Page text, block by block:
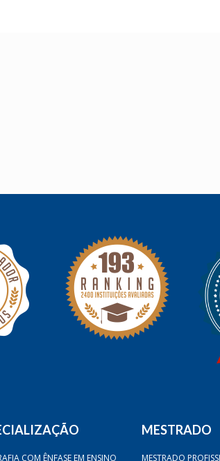
COM ÊNFASE EM ENSINO
MESTRADO
MESTRADO